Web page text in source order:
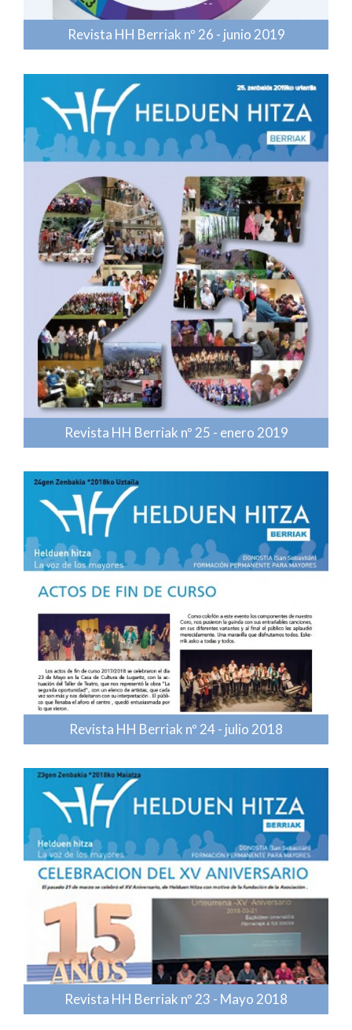
Revista HH Berriak nº 26 - junio 2019
Revista HH Berriak nº 25 - enero 2019
Revista HH Berriak nº 24 - julio 2018
Revista HH Berriak nº 23 - Mayo 2018